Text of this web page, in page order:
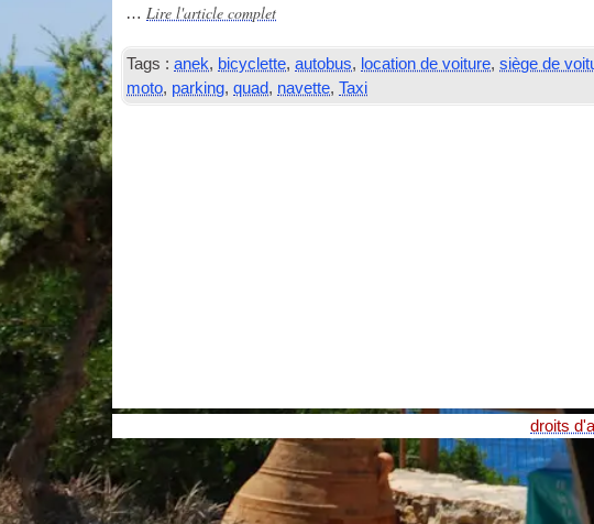
… Lire l'article complet
Tags : anek, bicyclette,autobus, location de voiture,siège de
moto, parking,quad, navette,Taxi
droits